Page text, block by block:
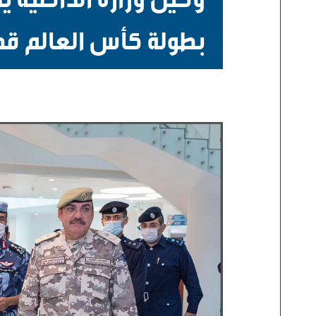
بطولة كأس العالم قطر